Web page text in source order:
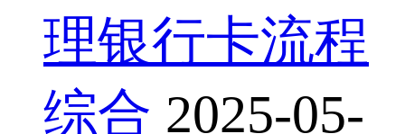
理银行卡流程
综合 2025-05-